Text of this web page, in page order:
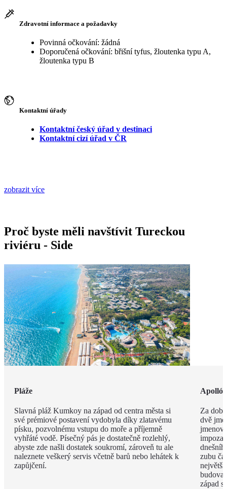
Zdravotní informace a požadavky
Povinná očkování: žádná
Doporučená očkování: břišní tyfus, žloutenka typu A,
žloutenka typu B
Kontaktní úřady
Kontaktní český úřad v destinaci
Kontaktní cizí úřad v ČR
zobrazit více
Proč byste měli navštívit Tureckou
riviéru - Side
Pláže
Slavná pláž Kumkoy na západ od centra města si
své prémiové postavení vydobyla díky zlatavému
písku, pozvolnému vstupu do moře a příjemně
vyhřáté vodě. Písečný pás je dostatečně rozlehlý,
abyste zde našli dostatek soukromí, zároveň tu ale
naleznete veškerý servis včetně barů nebo lehátek k
zapůjčení.
Za dob
dvě
zubu
největší
budova
západ